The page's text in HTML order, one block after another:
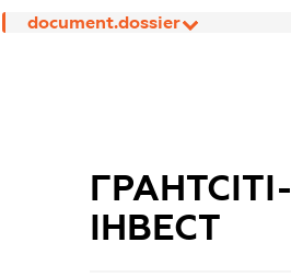
document.dossier
ГРАНТСІТІ-
ІНВЕСТ